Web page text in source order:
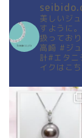
美しいジ
すように。
扱っており
高崎 #ジ
計#エタニ
イクはこ